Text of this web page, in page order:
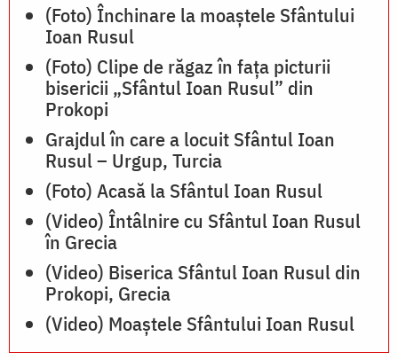
(Foto) Închinare la moaștele Sfântului
Ioan Rusul
(Foto) Clipe de răgaz în fața picturii
bisericii „Sfântul Ioan Rusul” din
Prokopi
Grajdul în care a locuit Sfântul Ioan
Rusul – Urgup, Turcia
(Foto) Acasă la Sfântul Ioan Rusul
(Video) Întâlnire cu Sfântul Ioan Rusul
în Grecia
(Video) Biserica Sfântul Ioan Rusul din
Prokopi, Grecia
(Video) Moaștele Sfântului Ioan Rusul